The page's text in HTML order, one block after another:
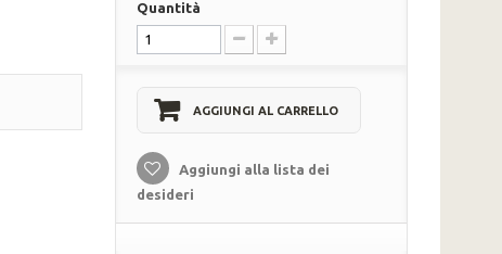
Quantità
AGGIUNGI AL CARRELLO
Aggiungi alla lista dei
desideri